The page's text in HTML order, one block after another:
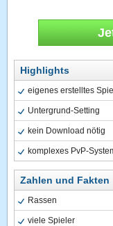
Highlights
eigenes erstelltes Spiel
Untergrund-Setting
kein Download nötig
komplexes PvP-
Zahlen und Fakten
Rassen
viele Spieler